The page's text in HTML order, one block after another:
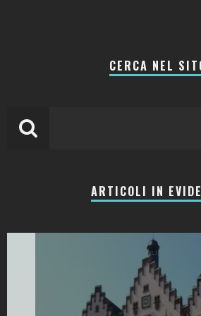
CERCA NEL
ARTICOLI IN